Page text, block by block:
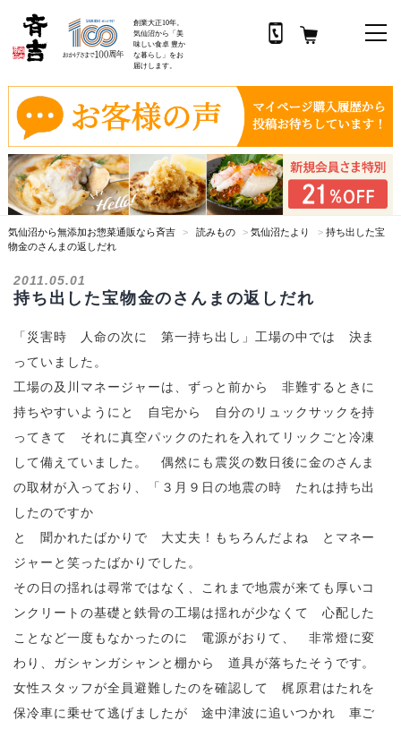
コ
ン
ツ
へ
ス
キ
ッ
創業大正10年。
気仙沼から「美
味しい食卓 豊か
な暮らし」をお
届けします。
気仙沼から無添加お惣菜通販なら斉吉 > 読みもの >気仙沼たより > 持ち出した宝
物金のさんまの返しだれ
2011.05.01
持ち出した宝物金のさんまの返しだれ
「災害時 人命の次に 第一持ち出し」工場の中では 決ま
っていました。
工場の及川マネージャーは、ずっと前から 非難するときに
持ちやすいようにと 自宅から 自分のリュックサックを持
ってきて それに真空パックのたれを入れてリックごと冷凍
して備えていました。 偶然にも震災の数日後に金のさんま
の取材が入っており、「３月９日の地震の時 たれは持ち出
したのですか
と 聞かれたばかりで 大丈夫！もちろんだよね とマネー
ジャーと笑ったばかりでした。
その日の揺れは尋常ではなく、これまで地震が来ても厚いコ
ンクリートの基礎と鉄骨の工場は揺れが少なくて 心配した
ことなど一度もなかったのに 電源がおりて、 非常燈に変
わり、ガシャンガシャンと棚から 道具が落ちたそうです。
女性スタッフが全員避難したのを確認して 梶原君はたれを
保冷車に乗せて逃げましたが 途中津波に追いつかれ 車ご